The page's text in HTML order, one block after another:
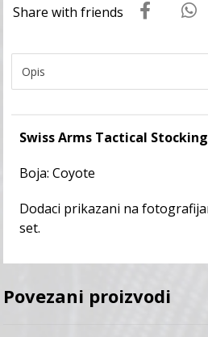
Swiss Arms Tactical Stocking
Boja: Coyote
Dodaci prikazani na
set.
Povezani proizvodi